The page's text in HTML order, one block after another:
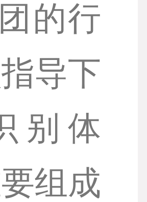
的行
导下
别体
组成